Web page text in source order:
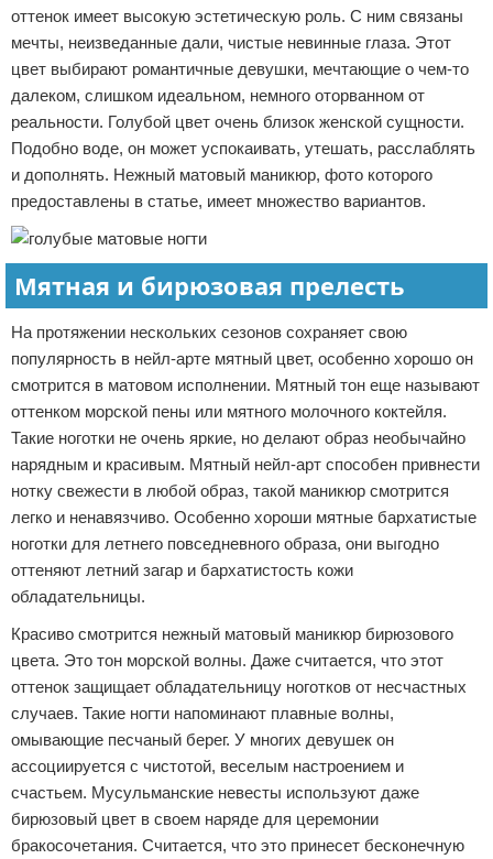
оттенок имеет высокую эстетическую роль. С ним связаны
мечты, неизведанные дали, чистые невинные глаза. Этот
цвет выбирают романтичные девушки, мечтающие о чем-то
далеком, слишком идеальном, немного оторванном от
реальности. Голубой цвет очень близок женской сущности.
Подобно воде, он может успокаивать, утешать, расслаблять
и дополнять. Нежный матовый маникюр, фото которого
предоставлены в статье, имеет множество вариантов.
Мятная и бирюзовая прелесть
На протяжении нескольких сезонов сохраняет свою
популярность в нейл-арте мятный цвет, особенно хорошо он
смотрится в матовом исполнении. Мятный тон еще называют
оттенком морской пены или мятного молочного коктейля.
Такие ноготки не очень яркие, но делают образ необычайно
нарядным и красивым. Мятный нейл-арт способен привнести
нотку свежести в любой образ, такой маникюр смотрится
легко и ненавязчиво. Особенно хороши мятные бархатистые
ноготки для летнего повседневного образа, они выгодно
оттеняют летний загар и бархатистость кожи
обладательницы.
Красиво смотрится нежный матовый маникюр бирюзового
цвета. Это тон морской волны. Даже считается, что этот
оттенок защищает обладательницу ноготков от несчастных
случаев. Такие ногти напоминают плавные волны,
омывающие песчаный берег. У многих девушек он
ассоциируется с чистотой, веселым настроением и
счастьем. Мусульманские невесты используют даже
бирюзовый цвет в своем наряде для церемонии
бракосочетания. Считается, что это принесет бесконечную